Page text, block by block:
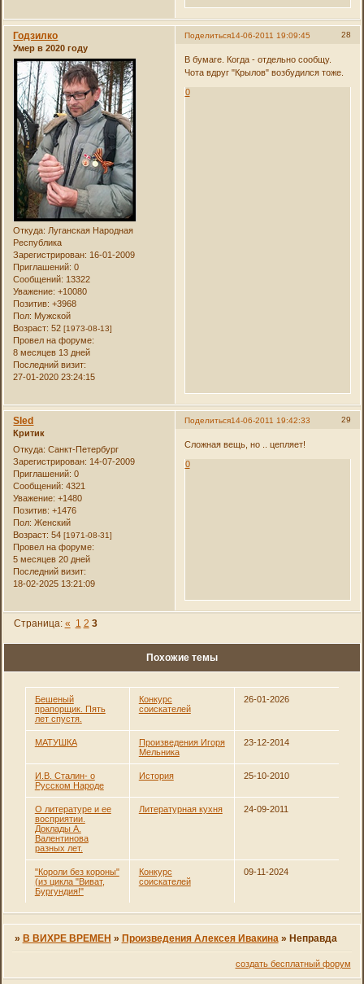
Поделиться 28
14-06-2011 19:09:45
Годзилко
Умер в 2020 году
Откуда: Луганская Народная
Республика
Зарегистрирован: 16-01-2009
Приглашений: 0
Сообщений: 13322
Уважение: +10080
Позитив: +3968
Пол: Мужской
Возраст: 52[1973-08-13]
Провел на форуме:
8 месяцев 13 дней
Последний визит:
27-01-2020 23:24:15
В бумаге. Когда - отдельно сообщу.
Чота вдруг "Крылов" возбудился тоже.
0
Поделиться 29
14-06-2011 19:42:33
Sled
Критик
Откуда: Санкт-Петербург
Зарегистрирован: 14-07-2009
Приглашений: 0
Сообщений: 4321
Уважение: +1480
Позитив: +1476
Пол: Женский
Возраст: 54[1971-08-31]
Провел на форуме:
5 месяцев 20 дней
Последний визит:
18-02-2025 13:21:09
Сложная вещь, но .. цепляет!
0
Страница: « 1 2 3
Похожие темы
Бешеный
прапорщик. Пять
лет спустя.
Конкурс
соискателей
26-01-2026
МАТУШКА
Произведения Игоря
Мельника
23-12-2014
И.В. Сталин- о
Русском Народе
История 25-10-2010
О литературе и ее
восприятии.
Доклады А.
Валентинова
разных лет.
Литературная кухня 24-09-2011
"Короли без короны"
(из цикла "Виват,
Бургундия!"
Конкурс
соискателей
09-11-2024
» В ВИХРЕ ВРЕМЕН » Произведения Алексея Ивакина » Неправда
создать бесплатный форум